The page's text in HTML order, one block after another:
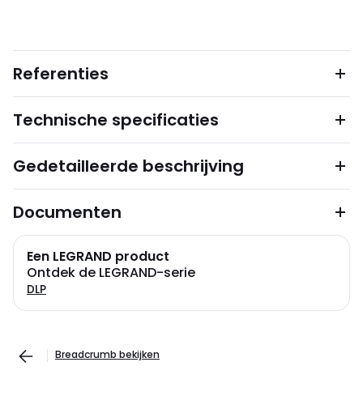
Referenties
Technische specificaties
Gedetailleerde beschrijving
Documenten
Een LEGRAND product
Ontdek de LEGRAND-serie
DLP
Breadcrumb bekijken